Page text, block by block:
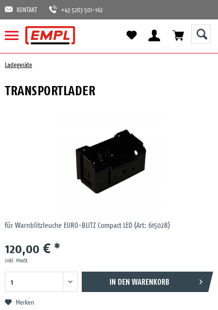
KONTAKT +43 5283 501-162
Ladegeräte
TRANSPORTLADER
für Warnblitzleuche EURO-BLITZ Compact LED (Art: 615028)
120,00 € *
inkl. MwSt.
IN DEN WARENKORB
Merken